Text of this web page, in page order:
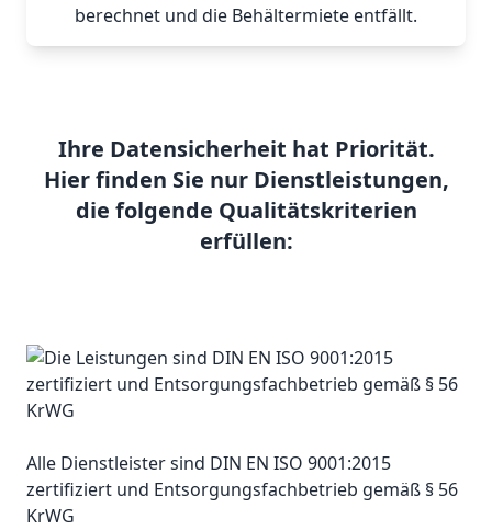
berechnet und die Behältermiete entfällt.
Ihre Datensicherheit hat Priorität.
Hier finden Sie nur Dienstleistungen,
die folgende Qualitätskriterien
erfüllen:
Alle Dienstleister sind DIN EN ISO 9001:2015
zertifiziert und Entsorgungsfachbetrieb gemäß § 56
KrWG